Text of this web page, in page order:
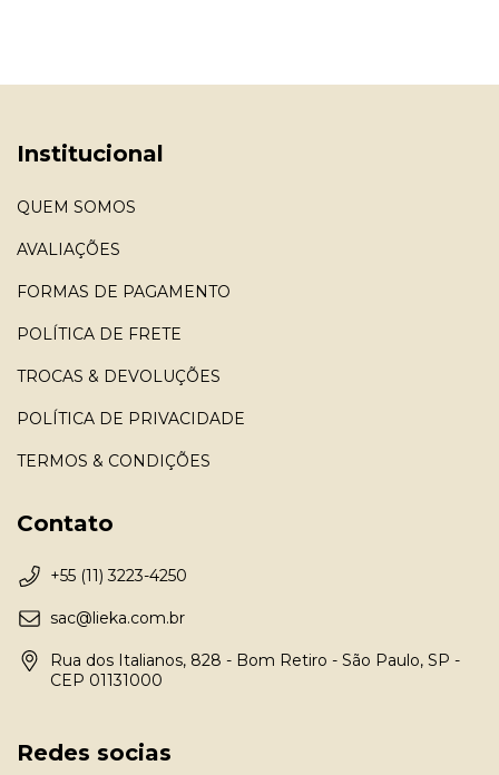
Institucional
QUEM SOMOS
AVALIAÇÕES
FORMAS DE PAGAMENTO
POLÍTICA DE FRETE
TROCAS & DEVOLUÇÕES
POLÍTICA DE PRIVACIDADE
TERMOS & CONDIÇÕES
Contato
+55 (11) 3223-4250
sac@lieka.com.br
Rua dos Italianos, 828 - Bom Retiro - São Paulo, SP -
CEP 01131000
Redes socias